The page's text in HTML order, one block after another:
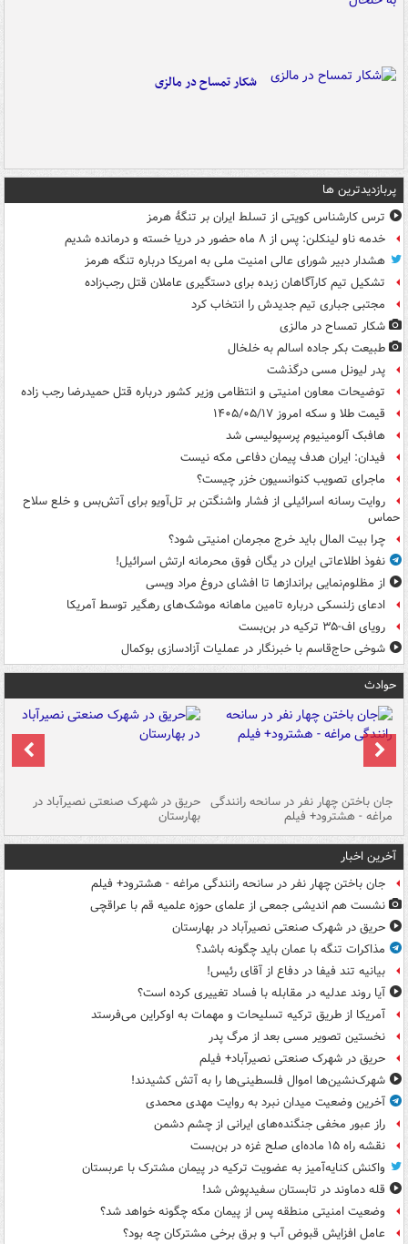
شکار تمساح در مالزی
پربازدیدترین ها
ترس کارشناس کویتی از تسلط ایران بر تنگۀ هرمز
خدمه ناو لینکلن: پس از ۸ ماه حضور در دریا خسته و درمانده‌ شدیم
هشدار دبیر شورای عالی امنیت ملی به امریکا درباره تنگه هرمز
تشکیل تیم کارآگاهان زبده برای دستگیری عاملان قتل رجب‌زاده
مجتبی جباری تیم جدیدش را انتخاب کرد
شکار تمساح در مالزی
طبیعت بکر جاده اسالم به خلخال
پدر لیونل مسی درگذشت
توضیحات معاون امنیتی و انتظامی وزیر کشور درباره قتل حمیدرضا رجب زاده
قیمت طلا و سکه امروز ۱۴۰۵/۰۵/۱۷
هافبک آلومینیوم پرسپولیسی شد
فیدان: ایران هدف پیمان دفاعی مکه نیست
ماجرای تصویب کنوانسیون خزر چیست؟
روایت رسانه اسرائیلی از فشار واشنگتن بر تل‌آویو برای آتش‌بس و خلع سلاح
حماس
چرا بیت المال باید خرج مجرمان امنیتی شود؟
نفوذ اطلاعاتی ایران در یگان فوق محرمانه ارتش اسرائیل!
از مظلوم‌نمایی براندازها تا افشای دروغ مراد ویسی
ادعای زلنسکی درباره تامین ماهانه موشک‌های رهگیر توسط آمریکا
رویای اف-۳۵ ترکیه در بن‌بست
شوخی حاج‌قاسم با خبرنگار در عملیات آزادسازی بوکمال
حوادث
جان باختن چهار نفر در سانحه رانندگی
مراغه - هشترود+ فیلم
حریق در شهرک صنعتی نصیرآباد در
بهارستان
آخرین اخبار
جان باختن چهار نفر در سانحه رانندگی مراغه - هشترود+ فیلم
نشست هم اندیشی جمعی از علمای حوزه علمیه قم با عراقچی
حریق در شهرک صنعتی نصیرآباد در بهارستان
مذاکرات تنگه با عمان باید چگونه باشد؟
بیانیه تند فیفا در دفاع از آقای رئیس!
آیا روند عدلیه در مقابله با فساد تغییری کرده است؟
آمریکا از طریق ترکیه تسلیحات و مهمات به اوکراین می‌فرستد
نخستین تصویر مسی بعد از مرگ پدر
حریق در شهرک صنعتی نصیرآباد+ فیلم
شهرک‌نشین‌ها اموال فلسطینی‌ها را به آتش کشیدند!
آخرین وضعیت میدان نبرد به روایت مهدی محمدی
راز عبور مخفی جنگنده‌های ایرانی از چشم دشمن
نقشه راه ۱۵ ماده‌ای صلح غزه در بن‌بست
واکنش کنایه‌آمیز به عضویت ترکیه در پیمان مشترک با عربستان
قله دماوند در تابستان سفیدپوش شد!
وضعیت امنیتی منطقه پس از پیمان مکه چگونه خواهد شد؟
عامل افزایش قبوض آب و برق برخی مشترکان چه بود؟